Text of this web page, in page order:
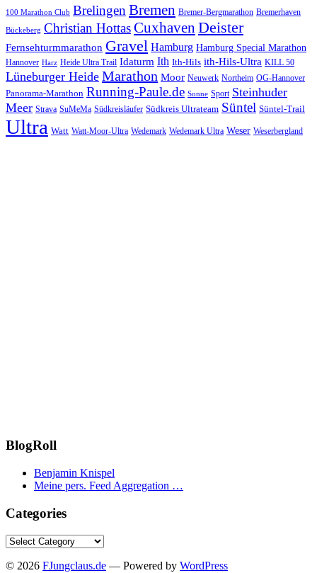
100 Marathon Club Brelingen Bremen Bremer-Bergmarathon Bremerhaven
Bückeberg Christian HottasCuxhaven Deister
Fernsehturmmarathon Gravel Hamburg Hamburg Special Marathon
Hannover Harz Heide Ultra Trail Idaturm Ith Ith-Hils ith-Hils-Ultra KILL 50
Lüneburger Heide Marathon Moor Neuwerk Northeim OG-Hannover
Panorama-Marathon Running-Paule.de Sonne Sport Steinhuder
Meer Strava SuMeMa Südkreisläufer Südkreis Ultrateam Süntel Süntel-Trail
Ultra Watt Watt-Moor-Ultra Wedemark Wedemark Ultra Weser Weserbergland
BlogRoll
Benjamin Knispel
Meine pers. Feed Aggregation …
Categories
Categories
© 2026 FJungclaus.de — Powered by WordPress